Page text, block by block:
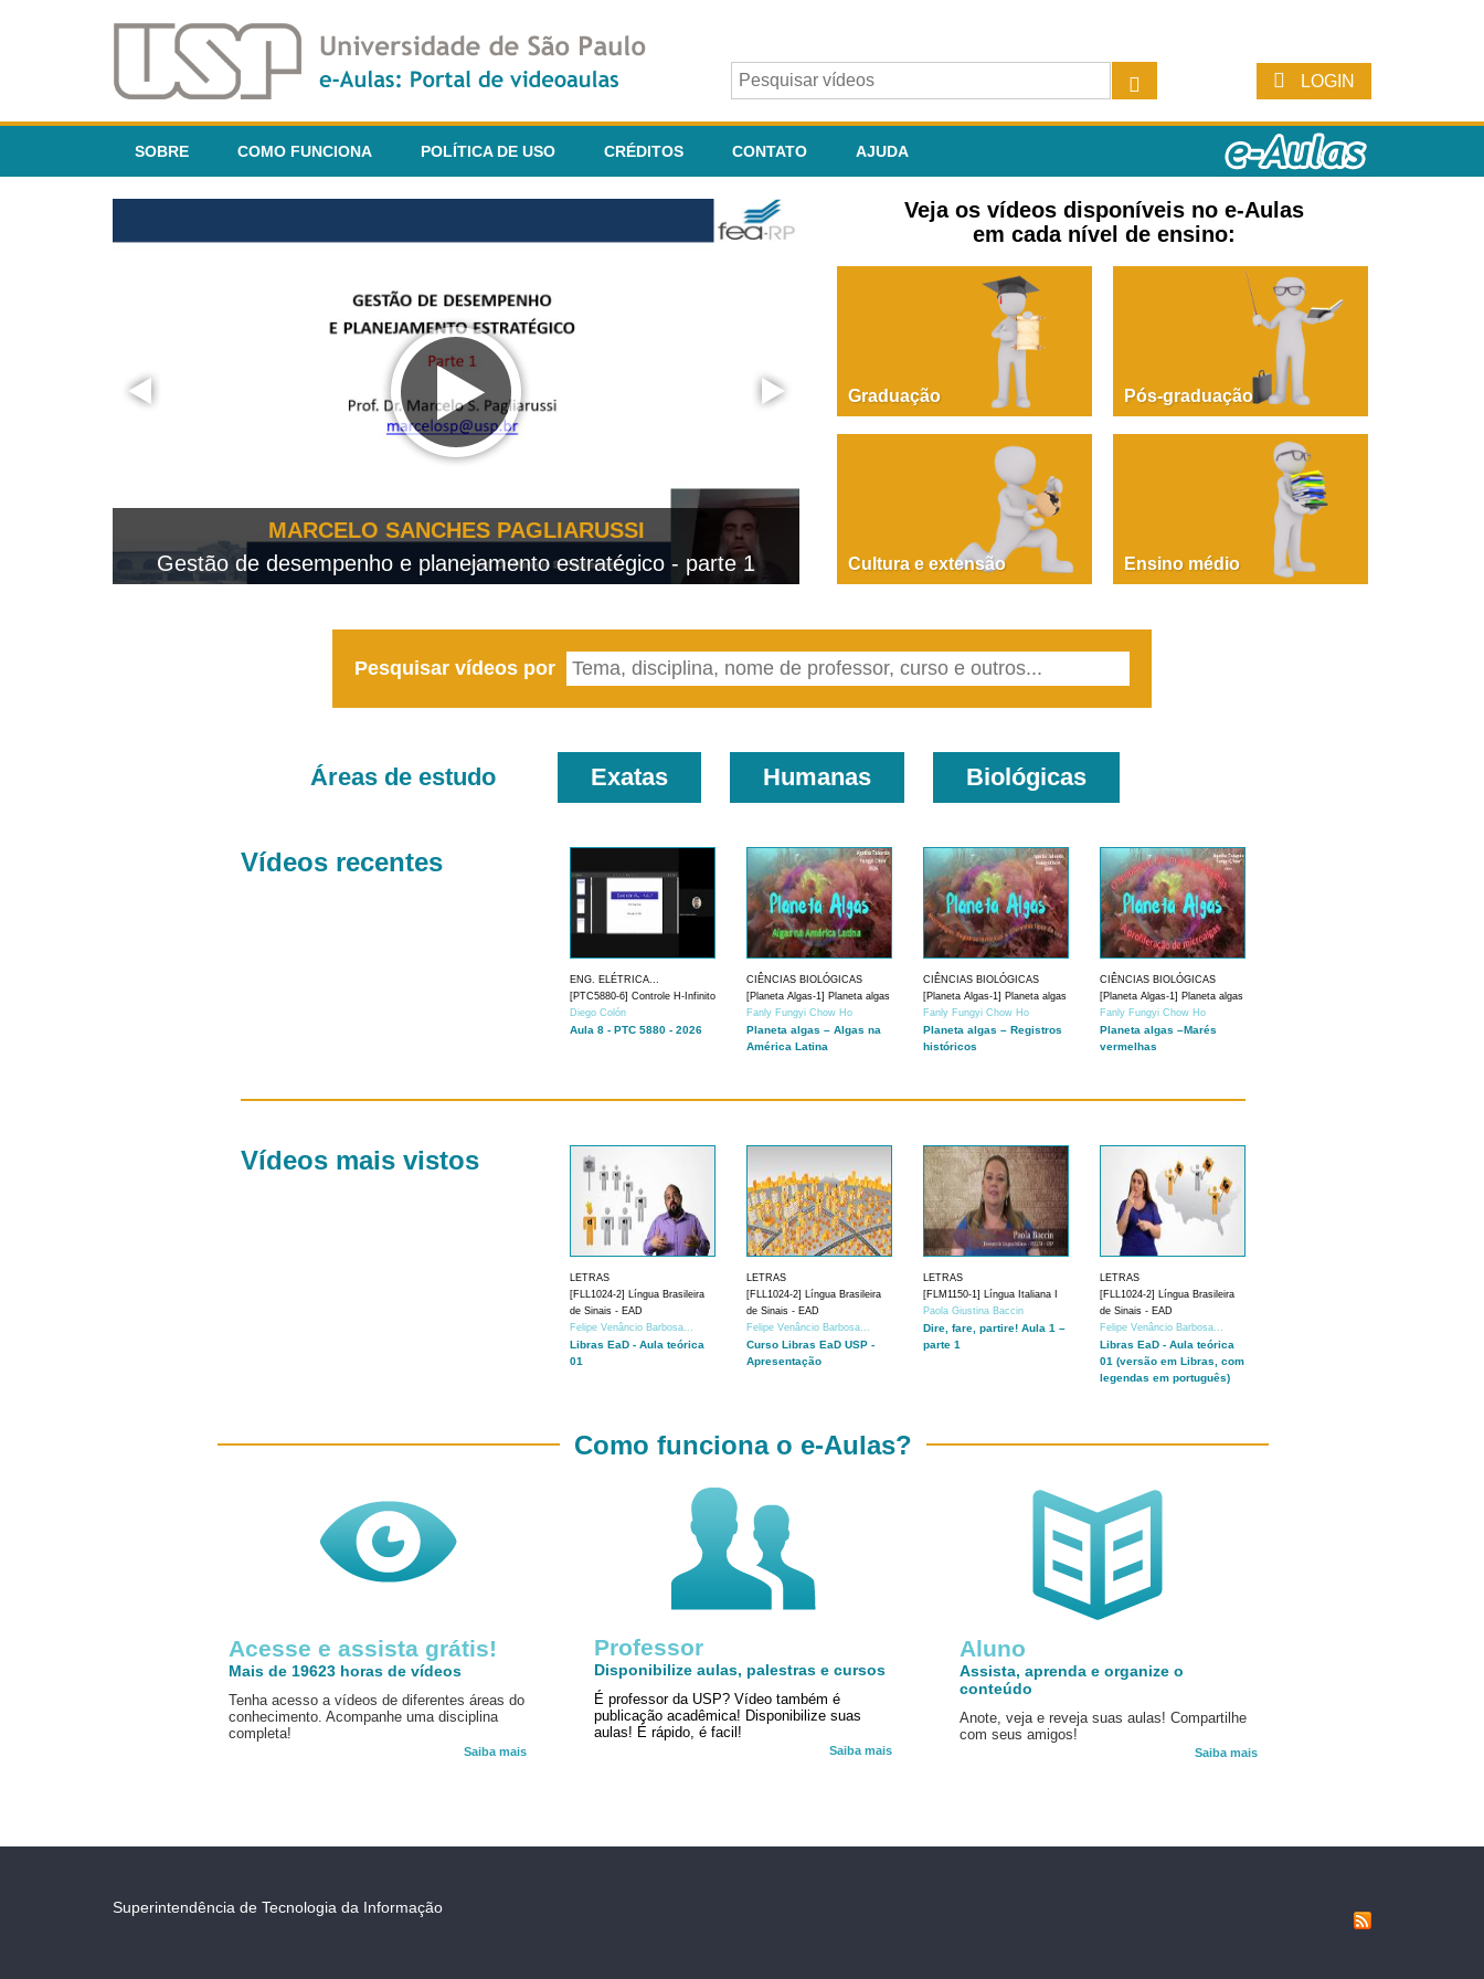
LOGIN
SOBRE COMO FUNCIONA POLÍTICA DE USO CRÉDITOS CONTATO AJUDA
MARCELO SANCHES PAGLIARUSSI
Gestão de desempenho e planejamento estratégico - parte 1
PAOLA GIUSTINA BACCIN
Dire, fare, partire! Aula 1 – parte 1
Veja os vídeos disponíveis no e-Aulas
em cada nível de ensino:
Graduação Pós-graduação
Cultura e extensão Ensino médio
Pesquisar vídeos por
Áreas de estudo Exatas Humanas Biológicas
Vídeos recentes
ENG. ELÉTRICA...
[PTC5880-6] Controle H-Infinito
Diego Colón
Aula 8 - PTC 5880 - 2026
CIÊNCIAS BIOLÓGICAS
[Planeta Algas-1] Planeta algas
Fanly Fungyi Chow Ho
Planeta algas – Algas na
América Latina
CIÊNCIAS BIOLÓGICAS
[Planeta Algas-1] Planeta algas
Fanly Fungyi Chow Ho
Planeta algas – Registros
históricos
CIÊNCIAS BIOLÓGICAS
[Planeta Algas-1] Planeta algas
Fanly Fungyi Chow Ho
Planeta algas –Marés
vermelhas
Vídeos mais vistos
LETRAS
[FLL1024-2] Língua Brasileira
de Sinais - EAD
Felipe Venâncio Barbosa...
Libras EaD - Aula teórica
01
LETRAS
[FLL1024-2] Língua Brasileira
de Sinais - EAD
Felipe Venâncio Barbosa...
Curso Libras EaD USP -
Apresentação
LETRAS
[FLM1150-1] Língua Italiana I
Paola Giustina Baccin
Dire, fare, partire! Aula 1 –
parte 1
LETRAS
[FLL1024-2] Língua Brasileira
de Sinais - EAD
Felipe Venâncio Barbosa...
Libras EaD - Aula teórica
01 (versão em Libras, com
legendas em português)
Acesse e assista grátis!
Mais de 19623 horas de vídeos
Tenha acesso a vídeos de diferentes áreas do
conhecimento. Acompanhe uma disciplina
completa!
Saiba mais
Aluno
Assista, aprenda e organize o
conteúdo
Anote, veja e reveja suas aulas! Compartilhe
com seus amigos!
Saiba mais
Como funciona o e-Aulas?
Professor
Disponibilize aulas, palestras e cursos
É professor da USP? Vídeo também é
publicação acadêmica! Disponibilize suas
aulas! É rápido, é facil!
Saiba mais
Superintendência de Tecnologia da Informação